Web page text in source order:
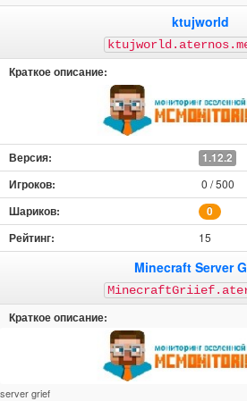
ktujworld
1.12.2
0 / 500
0
15
Minecraft Server
server grief